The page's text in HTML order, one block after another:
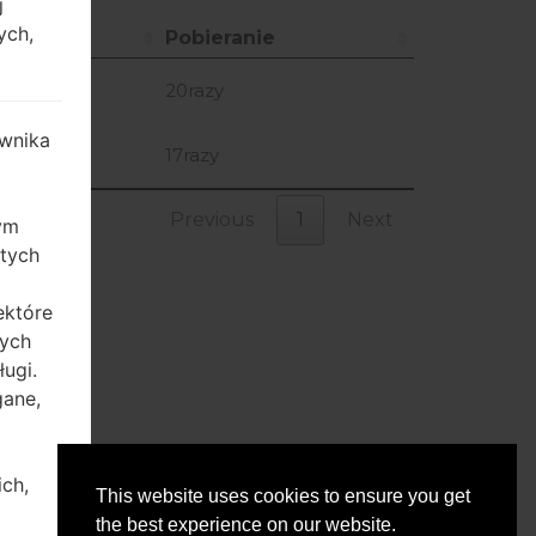
This website uses cookies to ensure you get
the best experience on our website.
Pobieranie
20razy
02-03 17razy
1
ChicLU3100